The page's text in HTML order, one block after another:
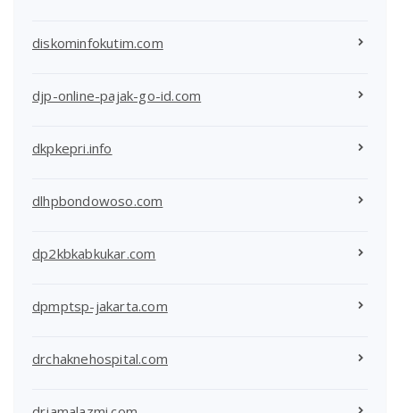
diskominfokutim.com
djp-online-pajak-go-id.com
dkpkepri.info
dlhpbondowoso.com
dp2kbkabkukar.com
dpmptsp-jakarta.com
drchaknehospital.com